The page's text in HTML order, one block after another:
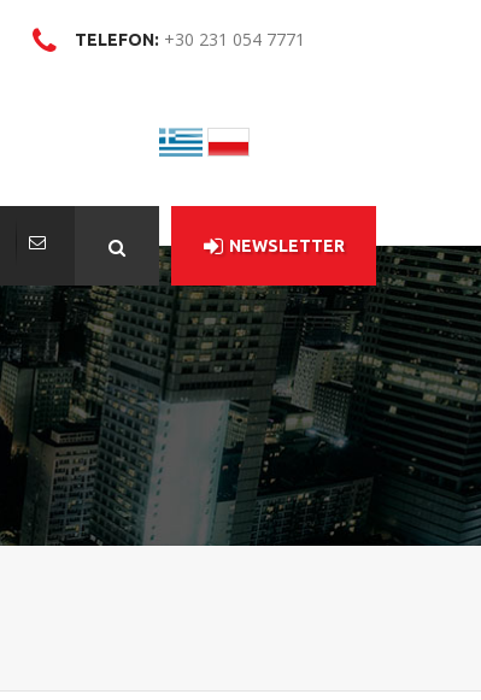
TELEFON: +30 231 054 7771
NEWSLETTER